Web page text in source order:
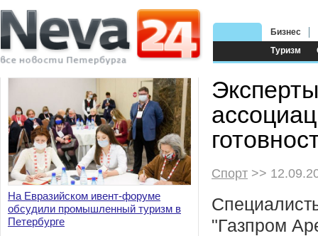
Туризм
Бизнес
На Евразийском ивент-форуме
обсудили промышленный туризм в
Петербурге
Спорт >>
"Газпром